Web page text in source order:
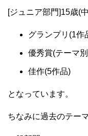
[ジュニア部門]15歳(
グランプリ(1
優秀賞(テーマ
佳作(5作品)
となっています。
ちなみに過去のテー